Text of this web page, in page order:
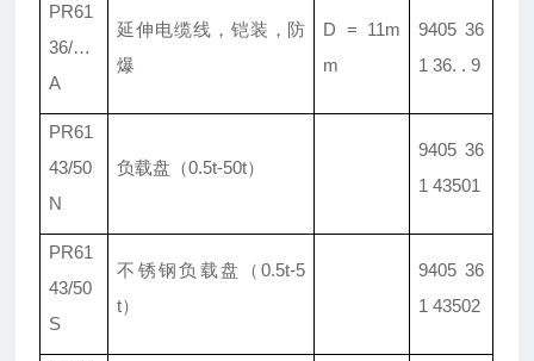
PR61
36/…
A
延伸电缆线 ， 铠装 ， 防
爆
D = 11m
m
9405 36
1 36. . 9
PR61
43/50
N
负载盘 （0.5t-50t）
9405 36
1 43501
PR61
43/50
S
不锈钢负载盘（0.5t-5
t）
9405 36
1 43502